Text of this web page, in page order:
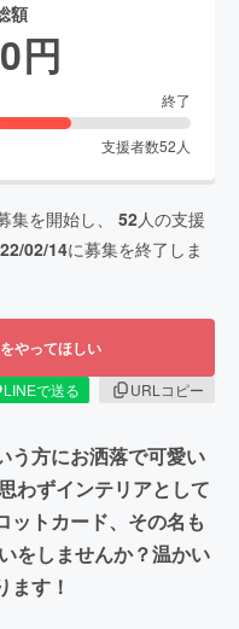
額
円
終了
支援者数52 人
集を開始し、 52人の支援
02/14に募集を終了しま
やってほしい
LINEで送る
URLコピー
う方にお洒落で可愛い
わずインテリアとして
ットカード、その名も
をしませんか？温かい
ます！